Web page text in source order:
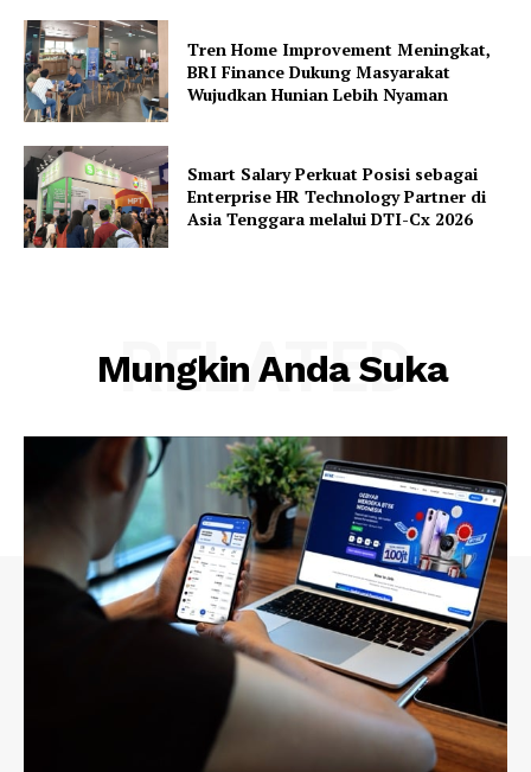
Tren Home Improvement Meningkat,
BRI Finance Dukung Masyarakat
Wujudkan Hunian Lebih Nyaman
Smart Salary Perkuat Posisi sebagai
Enterprise HR Technology Partner di
Asia Tenggara melalui DTI-Cx 2026
Mungkin Anda Suka
RELATED